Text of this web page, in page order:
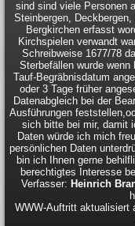
sind sind viele Personen
Steinbergen,
Bergkirchen erfasst
Kirchspielen verwandt
Schreibweise 1677/78
Sterbefällen wurde
Tauf-Begräbnisdatum
oder 3 Tage früher
Datenabgleich bei der
Ausführungen
sich bitte bei mir, damit
Daten würde ich mich
persönlichen Daten
bin ich Ihnen gerne
berechtigtes Interesse
Verfasser: Heinrich
WWW-Auftritt aktualisiert